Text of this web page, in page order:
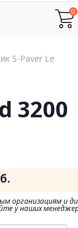
0
S-Paver Led
3200
организациям и
у наших